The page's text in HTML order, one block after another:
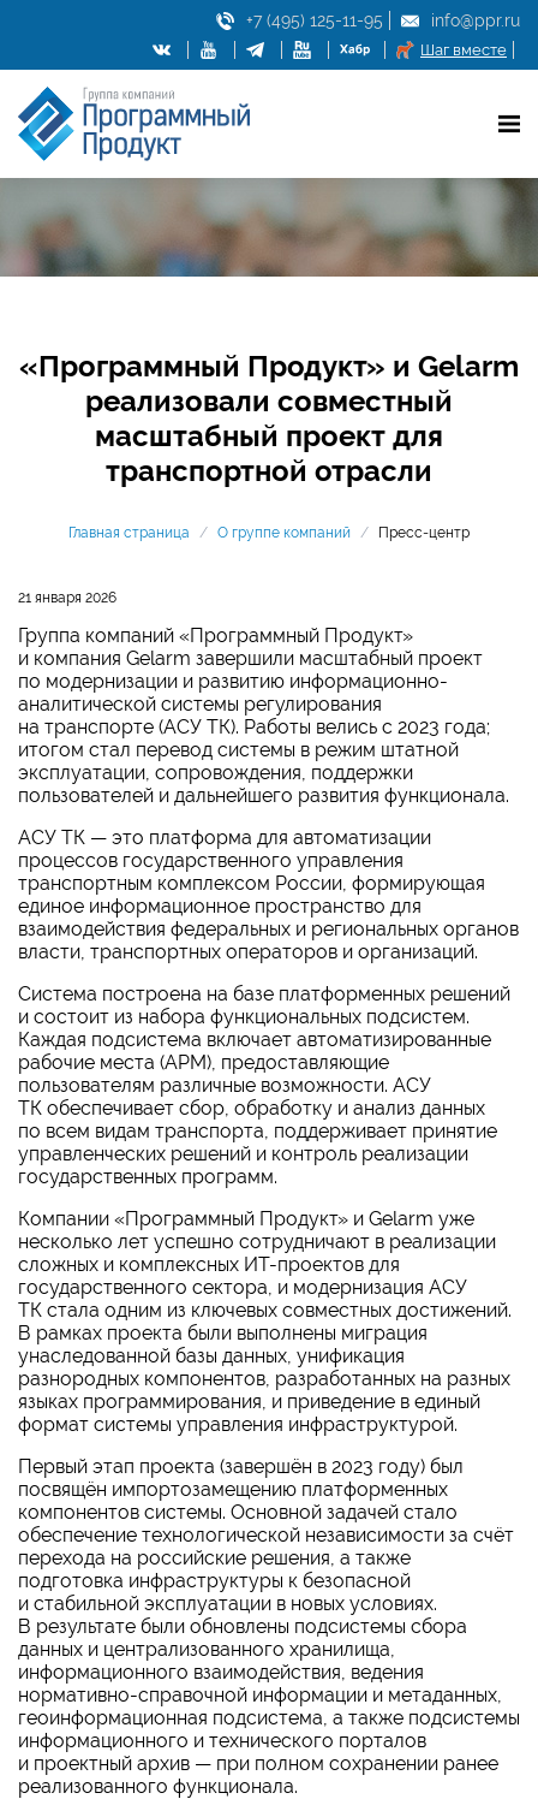
+7 (495) 125-11-95 info@ppr.ru
Шаг вместе
«Программный Продукт» и Gelarm
реализовали совместный
масштабный проект для
транспортной отрасли
Главная страница / О группе компаний / Пресс-центр
21 января 2026
Группа компаний «Программный Продукт»
и компания Gelarm завершили масштабный проект
по модернизации и развитию информационно-
аналитической системы регулирования
на транспорте (АСУ ТК). Работы велись с 2023 года;
итогом стал перевод системы в режим штатной
эксплуатации, сопровождения, поддержки
пользователей и дальнейшего развития функционала.
АСУ ТК — это платформа для автоматизации
процессов государственного управления
транспортным комплексом России, формирующая
единое информационное пространство для
взаимодействия федеральных и региональных органов
власти, транспортных операторов и организаций.
Система построена на базе платформенных решений
и состоит из набора функциональных подсистем.
Каждая подсистема включает автоматизированные
рабочие места (АРМ), предоставляющие
пользователям различные возможности. АСУ
ТК обеспечивает сбор, обработку и анализ данных
по всем видам транспорта, поддерживает принятие
управленческих решений и контроль реализации
государственных программ.
Компании «Программный Продукт» и Gelarm уже
несколько лет успешно сотрудничают в реализации
сложных и комплексных ИТ-проектов для
государственного сектора, и модернизация АСУ
ТК стала одним из ключевых совместных достижений.
В рамках проекта были выполнены миграция
унаследованной базы данных, унификация
разнородных компонентов, разработанных на разных
языках программирования, и приведение в единый
формат системы управления инфраструктурой.
Первый этап проекта (завершён в 2023 году) был
посвящён импортозамещению платформенных
компонентов системы. Основной задачей стало
обеспечение технологической независимости за счёт
перехода на российские решения, а также
подготовка инфраструктуры к безопасной
и стабильной эксплуатации в новых условиях.
В результате были обновлены подсистемы сбора
данных и централизованного хранилища,
информационного взаимодействия, ведения
нормативно-справочной информации и метаданных,
геоинформационная подсистема, а также подсистемы
информационного и технического порталов
и проектный архив — при полном сохранении ранее
реализованного функционала.